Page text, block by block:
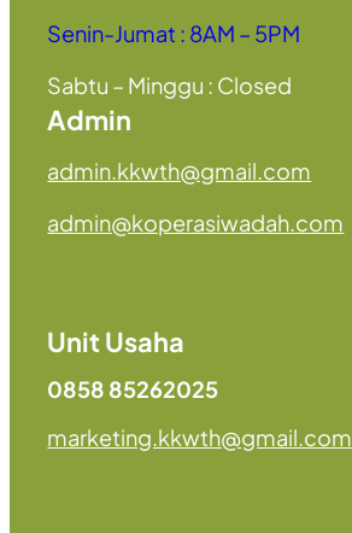
Senin-Jumat : 8AM – 5PM
Sabtu – Minggu : Closed
Admin
admin.kkwth@gmail.com
admin@koperasiwadah.com
Unit Usaha
0858 85262025
marketing.kkwth@gmail.com